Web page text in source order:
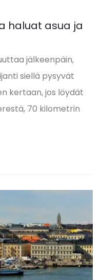
haluat asua ja
jälkeenpäin,
siellä pysyvät
kertaan, jos löydät
70 kilometrin